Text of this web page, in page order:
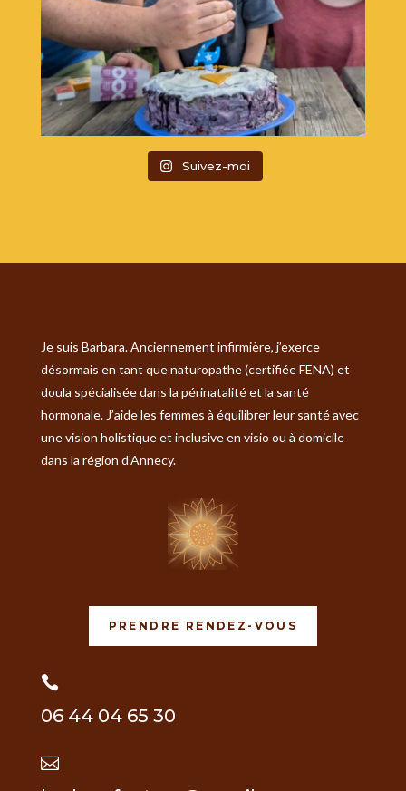
Suivez-moi
Je suis Barbara. Anciennement infirmière, j’exerce
désormais en tant que naturopathe (certifiée FENA) et
doula spécialisée dans la périnatalité et la santé
hormonale. J’aide les femmes à équilibrer leur santé avec
une vision holistique et inclusive en visio ou à domicile
dans la région d’Annecy.
PRENDRE RENDEZ-VOUS

06 44 04 65 30
